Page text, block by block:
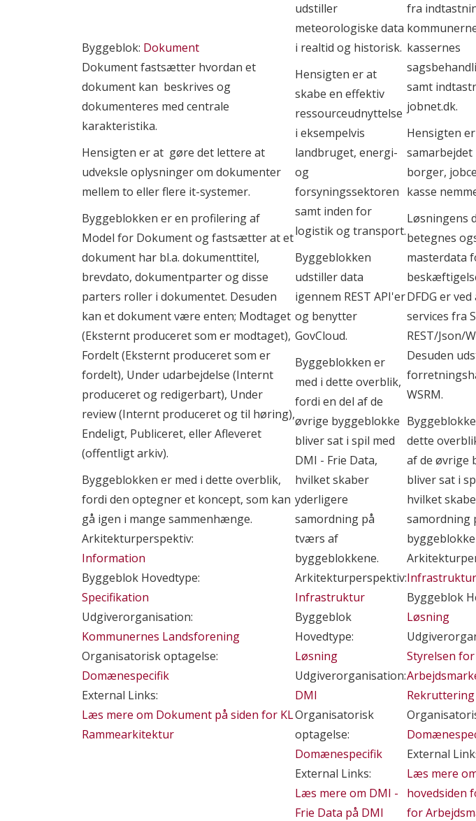
Byggeblok: Dokument
Dokument fastsætter hvordan et
dokument kan beskrives og
dokumenteres med centrale
karakteristika.
Hensigten er at gøre det lettere at
udveksle oplysninger om dokumenter
mellem to eller flere it-systemer.
Byggeblokken er en profilering af
Model for Dokument og fastsætter at et
dokument har bl.a. dokumenttitel,
brevdato, dokumentparter og disse
parters roller i dokumentet. Desuden
kan et dokument være enten; Modtaget
(Eksternt produceret som er modtaget),
Fordelt (Eksternt produceret som er
fordelt), Under udarbejdelse (Internt
produceret og redigerbart), Under
review (Internt produceret og til høring),
Endeligt, Publiceret, eller Afleveret
(offentligt arkiv).
Byggeblokken er med i dette overblik,
fordi den optegner et koncept, som kan
gå igen i mange sammenhænge.
Arkitekturperspektiv:
Information
Byggeblok Hovedtype:
Specifikation
Udgiverorganisation:
Kommunernes Landsforening
Organisatorisk optagelse:
Domænespecifik
External Links:
Læs mere om Dokument på siden for KL
Rammearkitektur
udstiller
meteorologiske data
i realtid og historisk.
Hensigten er at
skabe en effektiv
ressourceudnyttelse
i eksempelvis
landbruget, energi-
og
forsyningssektoren
samt inden for
logistik og transport.
Byggeblokken
udstiller data
igennem REST API'er
og benytter
GovCloud.
Byggeblokken er
med i dette overblik,
fordi en del af de
øvrige byggeblokke
bliver sat i spil med
DMI - Frie Data,
hvilket skaber
yderligere
samordning på
tværs af
byggeblokkene.
Arkitekturperspektiv:
Infrastruktur
Byggeblok
Hovedtype:
Løsning
Udgiverorganisation:
DMI
Organisatorisk
optagelse:
Domænespecifik
External Links:
Læs mere om DMI -
Frie Data på DMI
fra
kassernes
samt
jobnet.dk.
Hensigten
samarbejdet
borger,
kasse
Løsningens
betegnes
masterdata
DFDG er
services fra
REST/Json/
Desuden
WSRM.
dette
af de øvrige
bliver sat i
hvilket
samordning
Infrastruktur
Byggeblok
Løsning
Styrelsen for
Rekruttering
External
Læs mere
hovedsiden
for